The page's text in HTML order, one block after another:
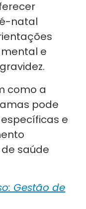
natal
e
como a
pode
e
saúde
Gestão de